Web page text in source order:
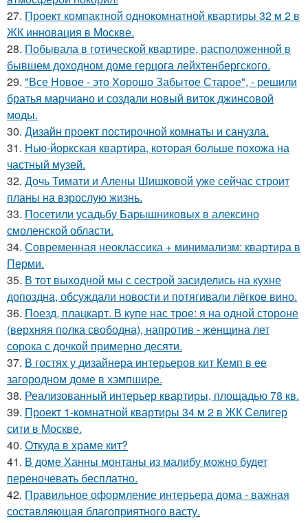
27. Проект компактной однокомнатной квартиры 32 м 2 в
ЖК инновация в Москве.
28. Побывала в готической квартире, расположенной в
бывшем доходном доме герцога лейхтенбергского.
29. "Все Новое - это Хорошо Забытое Старое", - решили
братья марчиано и создали новый виток джинсовой
моды.
30. Дизайн проект постирочной комнаты и санузла.
31. Нью-йоркская квартира, которая больше похожа на
частный музей.
32. Дочь Тимати и Алены Шишковой уже сейчас строит
планы на взрослую жизнь.
33. Посетили усадьбу Барышниковых в алексино
смоленской области.
34. Современная неоклассика + минимализм: квартира в
Перми.
35. В тот выходной мы с сестрой засиделись на кухне
допоздна, обсуждали новости и потягивали лёгкое вино.
36. Поезд, плацкарт. В купе нас трое: я на одной стороне
(верхняя полка свободна), напротив - женщина лет
сорока с дочкой примерно десяти.
37. В гостях у дизайнера интерьеров кит Кемп в ее
загородном доме в хэмпшире.
38. Реализованный интерьер квартиры, площадью 78 кв.
39. Проект 1-комнатной квартиры 34 м 2 в ЖК Селигер
сити в Москве.
40. Откуда в храме кит?
41. В доме Ханны монтаны из малибу можно будет
переночевать бесплатно.
42. Правильное оформление интерьера дома - важная
составляющая благоприятного васту.